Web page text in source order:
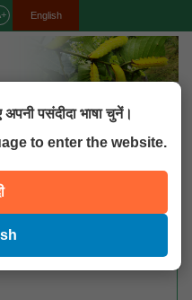
पसंदीदा भाषा चुनें।
to enter the website.
हिन्दी
English